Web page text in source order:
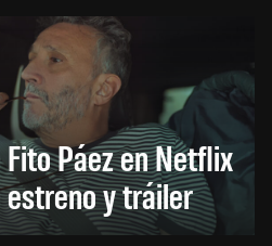
Páez en Netflix
y tráiler